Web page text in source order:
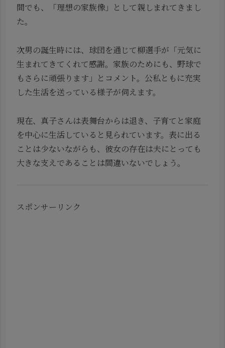
間でも、「理想の家族像」として親しまれてきまし
た。
次男の誕生時には、球団を通じて柳選手が「元気に
生まれてきてくれて感謝。家族のためにも、野球で
もさらに頑張ります」とコメント。公私ともに充実
した生活を送っている様子が伺えます。
現在、真子さんは表舞台からは退き、子育てと家庭
を中心に生活していると見られています。表に出る
ことは少ないながらも、彼女の存在は夫にとっても
大きな支えであることは間違いないでしょう。
スポンサーリンク